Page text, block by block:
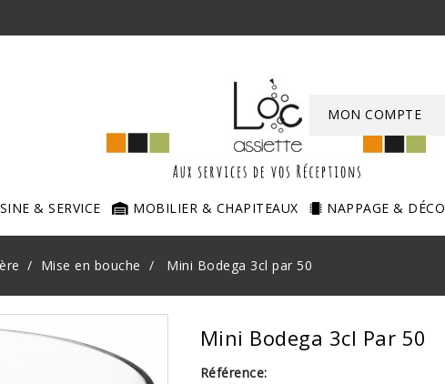
MON COMPTE
& SERVICE MOBILIER & CHAPITEAUX NAPPAGE & DÉCO
Mise en bouche Mini Bodega 3cl par 50
Mini Bodega 3cl Par 50
Référence: